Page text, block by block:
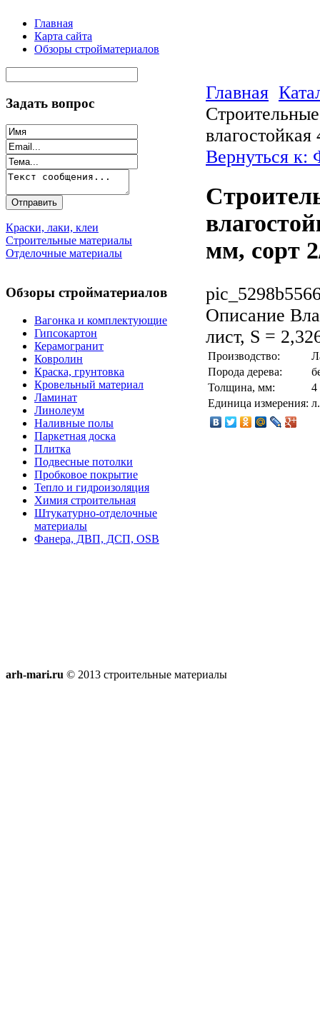
Главная
Карта сайта
Обзоры стройматериалов
Задать вопрос
Краски, лаки, клеи
Строительные материалы
Отделочные материалы
Обзоры стройматериалов
Вагонка и комплектующие
Гипсокартон
Керамогранит
Ковролин
Краска, грунтовка
Кровельный материал
Ламинат
Линолеум
Наливные полы
Паркетная доска
Плитка
Подвесные потолки
Пробковое покрытие
Тепло и гидроизоляция
Химия строительная
Штукатурно-отделочные
материалы
Фанера, ДВП, ДСП, OSB
Главная
Вернуться
мм, сорт
Описание
лист, S =
Производство:
Порода дерева:
Толщина, мм:
4
Единица измерения: л.
arh-mari.ru © 2013 строительные материалы